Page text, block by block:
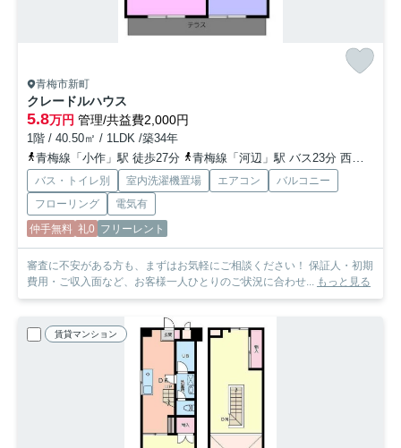
青梅市新町
クレードルハウス
5.8万円 管理/共益費2,000円
1階 / 40.50㎡ / 1LDK /築34年
青梅線「小作」駅 徒歩27分
青梅線「河辺」駅 バス23分 西東京バス「霞町新町」 停歩18分
バス・トイレ別 室内洗濯機置場 エアコン
バルコニー
フローリング
電気有
仲手無料 礼0 フリーレント
審査に不安がある方も、まずはお気軽にご相談ください！ 保証人・初期
費用・ご収入面など、お客様一人ひとりのご状況に合わせ...
もっと見る
賃貸マンション